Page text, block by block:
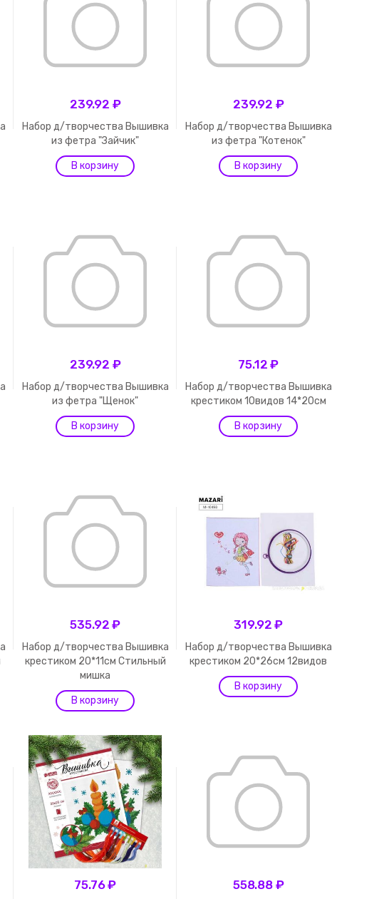
239.92 ₽
Набор д/творчества Вышивка
из фетра "Зайчик"
239.92 ₽
Набор д/творчества Вышивка
из фетра "Котенок"
239.92 ₽
Набор д/творчества Вышивка
из фетра "Щенок"
75.12 ₽
Набор д/творчества Вышивка
крестиком 10видов 14*20см
535.92 ₽
Набор д/творчества Вышивка
крестиком 20*11см Стильный
мишка
319.92 ₽
Набор д/творчества Вышивка
крестиком 20*26см 12видов
75.76 ₽ 558.88 ₽